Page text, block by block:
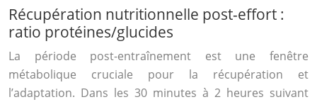
Récupération nutritionnelle post-effort :
ratio protéines/glucides
La période post-entraînement est une fenêtre
métabolique cruciale pour la récupération et
l’adaptation. Dans les 30 minutes à 2 heures suivant